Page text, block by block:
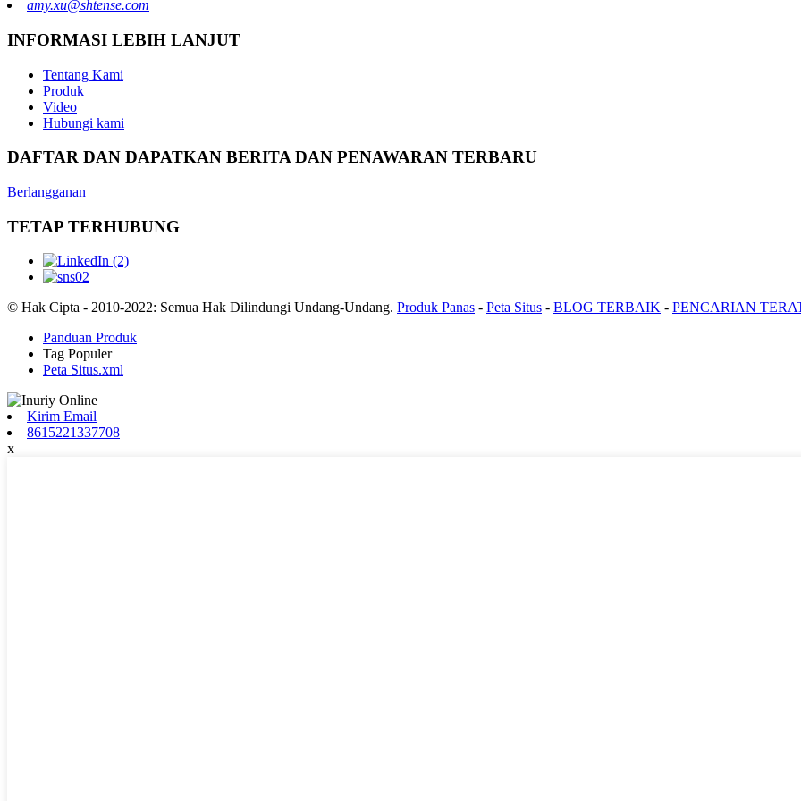
amy.xu@shtense.com
INFORMASI LEBIH LANJUT
Tentang Kami
Produk
Video
Hubungi kami
DAFTAR DAN DAPATKAN BERITA DAN PENAWARAN TERBARU
Berlangganan
TETAP TERHUBUNG
© Hak Cipta - 2010-2022: Semua Hak Dilindungi Undang-Undang. Produk Panas - Peta Situs - BLOG TERBAIK - PENCARIAN
Panduan Produk
Tag Populer
Peta Situs.xml
Kirim Email
8615221337708
x